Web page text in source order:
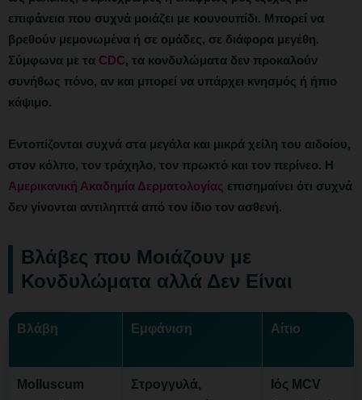
επιφάνεια που συχνά μοιάζει με κουνουπίδι. Μπορεί να
βρεθούν μεμονωμένα ή σε ομάδες, σε διάφορα μεγέθη.
Σύμφωνα με τα CDC, τα κονδυλώματα δεν προκαλούν
συνήθως πόνο, αν και μπορεί να υπάρχει κνησμός ή ήπιο
κάψιμο.
Εντοπίζονται συχνά στα μεγάλα και μικρά χείλη του αιδοίου,
στον κόλπο, τον τράχηλο, τον πρωκτό και τον περίνεο. Η
Αμερικανική Ακαδημία Δερματολογίας επισημαίνει ότι συχνά
δεν γίνονται αντιληπτά από τον ίδιο τον ασθενή.
Βλάβες που Μοιάζουν με
Κονδυλώματα αλλά Δεν Είναι
Βλάβη Εμφάνιση Αίτιο
Molluscum
Στρογγυλά,
Ιός MCV